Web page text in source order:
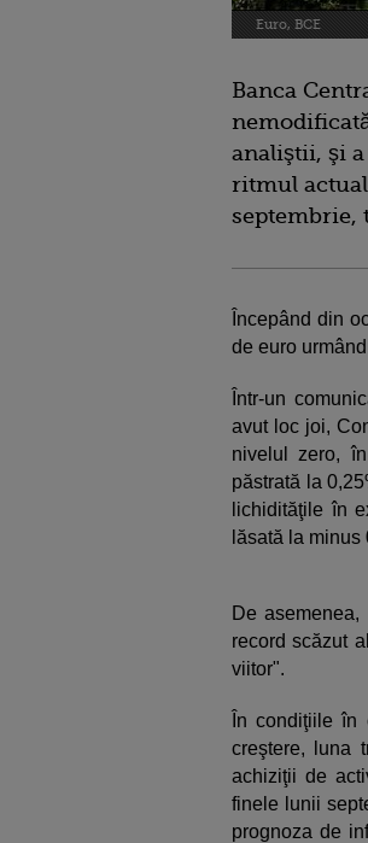
Euro, BCE
Banca
analiştii, şi
ritmul
septembrie,
Începând din
de euro
Într-un
avut loc joi,
nivelul zero,
păstrată la
lichidităţile în
lăsată la minus
De
record scăzut
viitor".
În condiţiile
creştere, luna
achiziţii de
finele lunii
prognoza de